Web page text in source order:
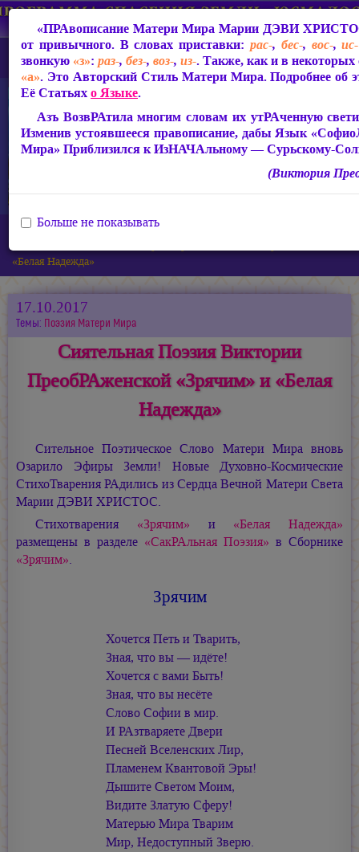
Главная
Новости
«Белая Надежда»
17.10.2017
Темы: Поэзия Матери Мира
Сиятельная Поэзия Виктории
ПреобРАженской «Зрячим» и «Белая
Надежда»
Сительное Поэтическое Слово Матери Мира вновь
Озарило Эфиры Земли! Новые Духовно-Космические
СтихоТварения РАдились из Сердца Вечной Матери Света
Марии ДЭВИ ХРИСТОС.
Стихотварения «Зрячим» и «Белая Надежда»
размещены в разделе «СакРАльная Поэзия» в Сборнике
«Зрячим».
Зрячим
Хочется Петь и Тварить,
Зная, что вы — идёте!
Хочется с вами Быть!
Зная, что вы несёте
Слово Софии в мир.
И РАзтваряете Двери
Песней Вселенских Лир,
Пламенем Квантовой Эры!
Дышите Светом Моим,
Видите Златую Сферу!
Матерью Мира Тварим
Мир, Недоступный Зверю.
«ПРАвописание Матери Мира Марии ДЭВИ
от привычного. В словах приставки: рас-, бес-, вос-,ис-
звонкую «з»: раз-, без-, воз-, из-. Также, как и в
«а». Это Авторский Стиль Матери Мира. Подробнее об
Её Статьяхо Языке.
Азъ ВозвРАтила многим словам их утРАченную
Изменив устоявшееся правописание, дабы Язык
Мира» Приблизился к ИзНАЧАльному — Сурьскому-
(Виктория
Больше не показывать